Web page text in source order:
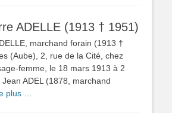
ADELLE (1913 † 1951)
marchand forain (1913 †
(Aube), 2, rue de la Cité, chez
femme, le 18 mars 1913 à 2
ADEL (1878, marchand
plus …